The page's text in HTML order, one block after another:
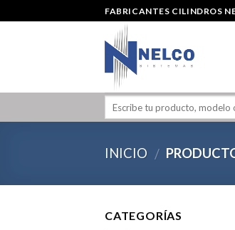
FABRICANTES CILINDROS
INICIO /
CATEGORÍAS